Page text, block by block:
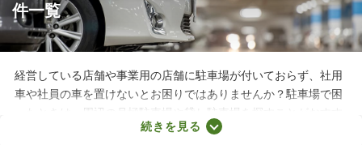
件一覧
経営している店舗や事業用の店舗に駐車場が付いておらず、社用
車や社員の車を置けないとお困りではありませんか？駐車場で困
ったときは、周辺の月極駐車場や貸し駐車場を探すことがおすす
め。店舗や事務所から近い場所に駐車スペースを確保できれば、
続きを見る